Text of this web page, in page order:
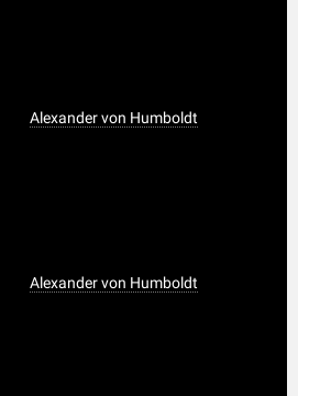
Alexander von Humboldt
Alexander von Humboldt